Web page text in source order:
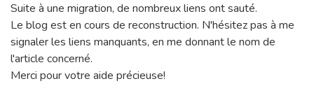
Suite à une migration, de nombreux liens ont sauté.
Le blog est en cours de reconstruction. N'hésitez pas à me
signaler les liens manquants, en me donnant le nom de
l'article concerné.
Merci pour votre aide précieuse!